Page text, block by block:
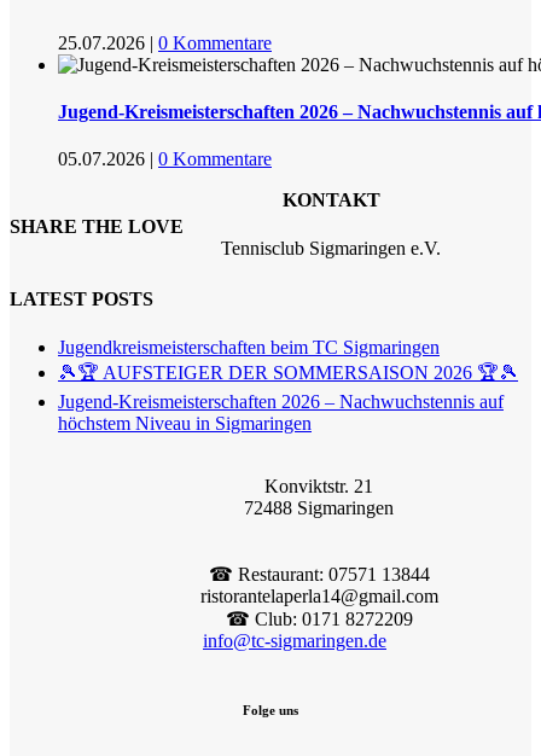
25.07.2026 | 0 Kommentare
Jugend-Kreismeisterschaften 2026 – Nachwuchstennis
05.07.2026 0 Kommentare
SHARE THE LOVE
LATEST POSTS
Jugendkreismeisterschaften beim TC Sigmaringen
🎾🏆 AUFSTEIGER DER SOMMERSAISON 2026 🏆🎾
Jugend-Kreismeisterschaften 2026 – Nachwuchstennis auf
höchstem Niveau in Sigmaringen
KONTAKT
Tennisclub Sigmaringen e.V.
Konviktstr. 21
72488 Sigmaringen
☎︎ Restaurant: 07571 13844
ristorantelaperla14@gmail.com
☎︎ Club: 0171 8272209
info@tc-sigmaringen.de
Folge uns